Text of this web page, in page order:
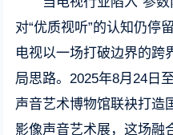
对“优质视听”的认知仍停
电视以一场打破边界的跨
局思路。2025年8月24日
声音艺术博物馆联袂打造
影像声音艺术展，这场融